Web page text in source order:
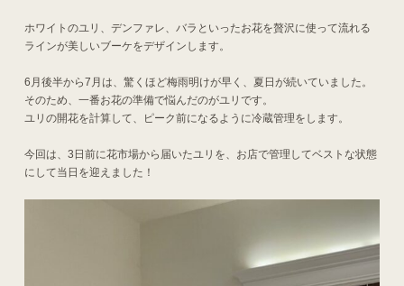
ホワイトのユリ、デンファレ、バラといったお花を贅沢に使って流れる
ラインが美しいブーケをデザインします。
6月後半から7月は、驚くほど梅雨明けが早く、夏日が続いていました。
そのため、一番お花の準備で悩んだのがユリです。
ユリの開花を計算して、ピーク前になるように冷蔵管理をします。
今回は、3日前に花市場から届いたユリを、お店で管理してベストな状態
にして当日を迎えました！